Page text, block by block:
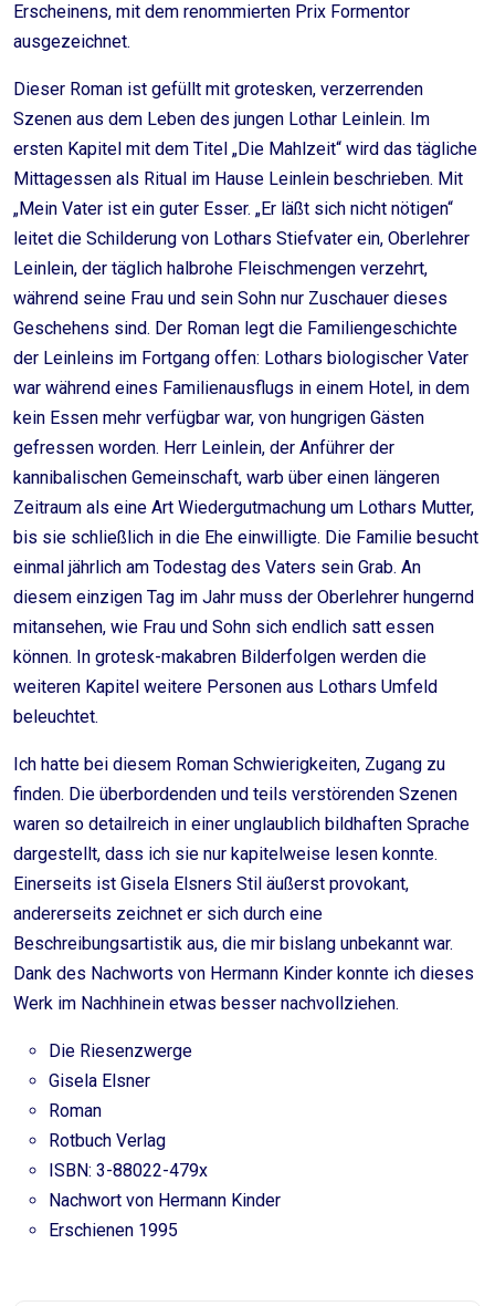
Erscheinens, mit dem renommierten Prix Formentor
ausgezeichnet.
Dieser Roman ist gefüllt mit grotesken, verzerrenden
Szenen aus dem Leben des jungen Lothar Leinlein. Im
ersten Kapitel mit dem Titel „Die Mahlzeit“ wird das tägliche
Mittagessen als Ritual im Hause Leinlein beschrieben. Mit
„Mein Vater ist ein guter Esser. „Er läßt sich nicht nötigen“
leitet die Schilderung von Lothars Stiefvater ein, Oberlehrer
Leinlein, der täglich halbrohe Fleischmengen verzehrt,
während seine Frau und sein Sohn nur Zuschauer dieses
Geschehens sind. Der Roman legt die Familiengeschichte
der Leinleins im Fortgang offen: Lothars biologischer Vater
war während eines Familienausflugs in einem Hotel, in dem
kein Essen mehr verfügbar war, von hungrigen Gästen
gefressen worden. Herr Leinlein, der Anführer der
kannibalischen Gemeinschaft, warb über einen längeren
Zeitraum als eine Art Wiedergutmachung um Lothars Mutter,
bis sie schließlich in die Ehe einwilligte. Die Familie besucht
einmal jährlich am Todestag des Vaters sein Grab. An
diesem einzigen Tag im Jahr muss der Oberlehrer hungernd
mitansehen, wie Frau und Sohn sich endlich satt essen
können. In grotesk-makabren Bilderfolgen werden die
weiteren Kapitel weitere Personen aus Lothars Umfeld
beleuchtet.
Ich hatte bei diesem Roman Schwierigkeiten, Zugang zu
finden. Die überbordenden und teils verstörenden Szenen
waren so detailreich in einer unglaublich bildhaften Sprache
dargestellt, dass ich sie nur kapitelweise lesen konnte.
Einerseits ist Gisela Elsners Stil äußerst provokant,
andererseits zeichnet er sich durch eine
Beschreibungsartistik aus, die mir bislang unbekannt war.
Dank des Nachworts von Hermann Kinder konnte ich dieses
Werk im Nachhinein etwas besser nachvollziehen.
Die Riesenzwerge
Gisela Elsner
Roman
Rotbuch Verlag
ISBN: 3-88022-479x
Nachwort von Hermann Kinder
Erschienen 1995